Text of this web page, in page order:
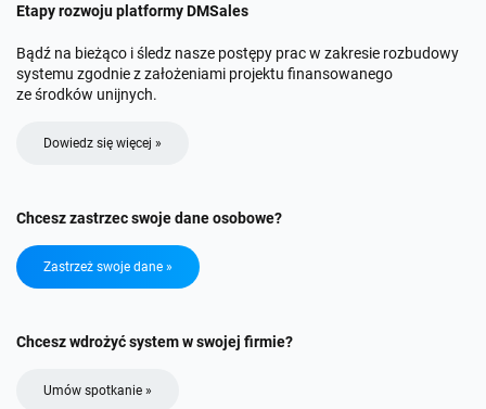
Etapy rozwoju platformy DMSales
Bądź na bieżąco i śledz nasze postępy prac w zakresie rozbudowy
systemu zgodnie z założeniami projektu finansowanego
ze środków unijnych.
Dowiedz się więcej »
Chcesz zastrzec swoje dane osobowe?
Zastrzeż swoje dane »
Chcesz wdrożyć system w swojej firmie?
Umów spotkanie »